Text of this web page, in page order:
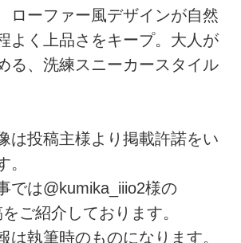
ローファー風デザインが自然
よく上品さをキープ。大人が
る、洗練スニーカースタイル
は投稿主様より掲載許諾をい
。
では@kumika_iiio2様の
ご紹介しております。
執筆時のものになります。